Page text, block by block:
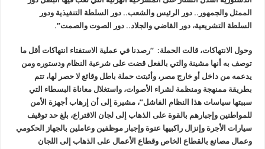
الممثل والجمهور.. دور الرئيس والشعب.. دور السلطة التنفيذية ودور
السلطة التشريعية، دور القاضي والجلاد.. دور الصوت والصمت”.
وحول الانتهاكات، قالت الحملة: “رصدنا في عملية الاستفتاء انتهاكات أقل ما
توصف به أنها مشينة والتي بالفعل قضت على شرعية النظام ودستوره ومن
يدعمه من داخل أو خارج مصر، و أثبتت حملة باطل وقائع لا حصر لها، تتم
بطريقة ممنهجة ومنظمة لشراء الأصوات، واستغلال معاناة البسطاء التي
سببتها سياسات هذا النظام الفاشل”، مشيرة إلى أن إرهاب أجهزة الأمن
للمواطنين وإجبارهم بالقوة على الذهاب إلى لجان الاقتراع، بلغ حد توقيف
سيارات الأجرة وإنزال راكبيها عنوة وإجبار موظفين وعاملين بالجهاز الحكومي
وعمال مصانع بالقطاع الخاص وقطاع الأعمال على الذهاب إلى اللجان